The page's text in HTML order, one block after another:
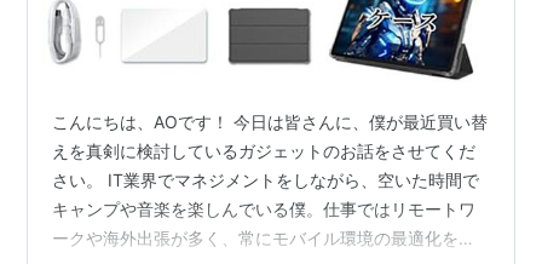
こんにちは、AOです！ 今日は皆さんに、僕が最近買い替
えを真剣に検討しているガジェットのお話をさせてくだ
さい。 IT業界でマネジメントをしながら、空いた時間で
キャンプや音楽を楽しんでいる僕。仕事ではリモートワ
ークや海外出張が多く、常にモバイル環境の最適化を考